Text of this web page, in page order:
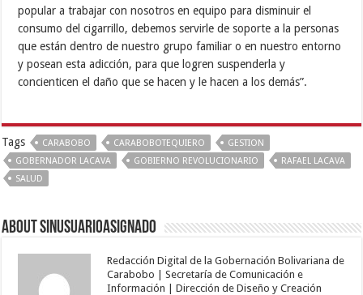
popular a trabajar con nosotros en equipo para disminuir el
consumo del cigarrillo, debemos servirle de soporte a la personas
que están dentro de nuestro grupo familiar o en nuestro entorno
y posean esta adicción, para que logren suspenderla y
concienticen el daño que se hacen y le hacen a los demás”.
Tags CARABOBO CARABOBOTEQUIERO
GESTION
GOBERNADOR LACAVA
GOBIERNO REVOLUCIONARIO
RAFAEL LACAVA
SALUD
About sinusuarioasignado
Redacción Digital de la Gobernación Bolivariana de
Carabobo | Secretaría de Comunicación e
Información | Dirección de Diseño y Creación